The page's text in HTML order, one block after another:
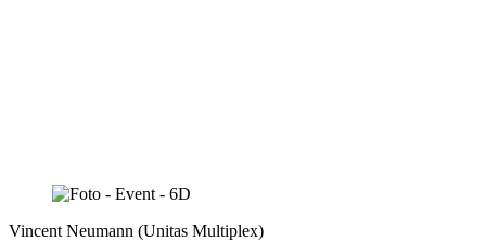
Vincent Neumann (Unitas Multiplex)